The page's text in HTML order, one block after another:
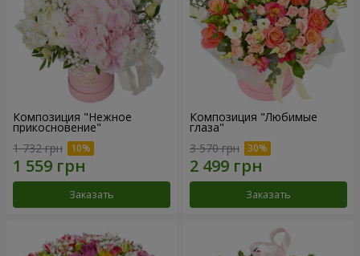
Композиция "Нежное
прикосновение"
1 732 грн
Заказать
Композиция "Любимые
глаза"
3 570 грн
Заказать